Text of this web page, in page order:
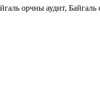
орчны аудит, Байгаль